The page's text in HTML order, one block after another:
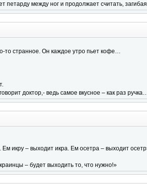
петарду между ног и продолжает считать,
то странное. Он каждое утро пьет кофе…
доктор,- ведь самое вкусное – как раз
икру – выходит икра. Ем осетра – выходит
– будет выходить то, что нужно!»